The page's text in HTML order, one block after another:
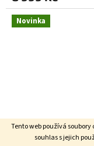
Tento web používá
souhlas s jejich
Novinka